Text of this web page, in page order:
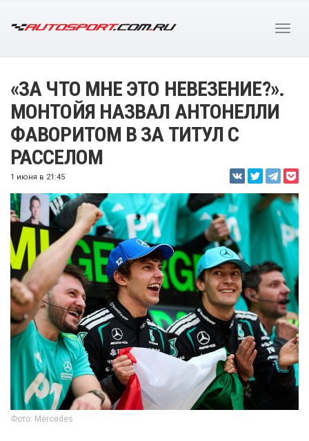
«ЗА ЧТО МНЕ ЭТО НЕВЕЗЕНИЕ?».
МОНТОЙЯ НАЗВАЛ АНТОНЕЛЛИ
ФАВОРИТОМ В ЗА ТИТУЛ С
РАССЕЛОМ
1 июня в 21:45
Фото: Mercedes